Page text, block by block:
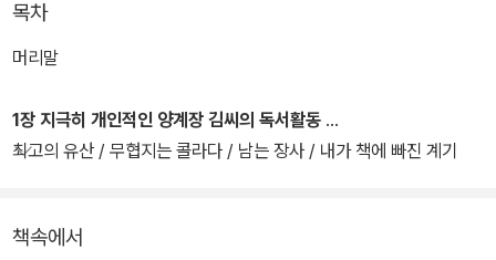
권 읽기 등 다양한 읽기방법도 소개하고 있다. 읽는 목적에 따라, 개인
적인 취향에 따라, 맞는 방법으로 읽으면 되겠다. 남들이 좋다고 하니
하게 고민해보는 것도 좋겠다.
목차
머리말
1장 지극히 개인적인 양계장 김씨의 독서활동
최고의 유산 / 무협지는 콜라다 / 남는 장사 / 내가 책에 빠진 계기
책속에서